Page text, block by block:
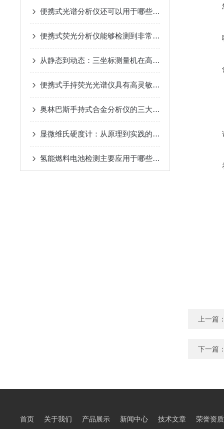
便携式光谱分析仪还可以用于哪些科学领域？
便携式荧光分析仪能够检测到非常微量的样品成分
从静态到动态：三坐标测量机在高速扫描中的精度保持策略
便携式手持荧光光谱仪具有高灵敏度和快速响应的特点
奥林巴斯手持式合金分析仪的三大优势
显微维氏硬度计：从原理到实践的全面解析
氢能燃料电池检测主要应用于哪些方面？
上一篇
下一篇
首页 关于我们 产品展示 新闻中心 技术文章 荣誉资质